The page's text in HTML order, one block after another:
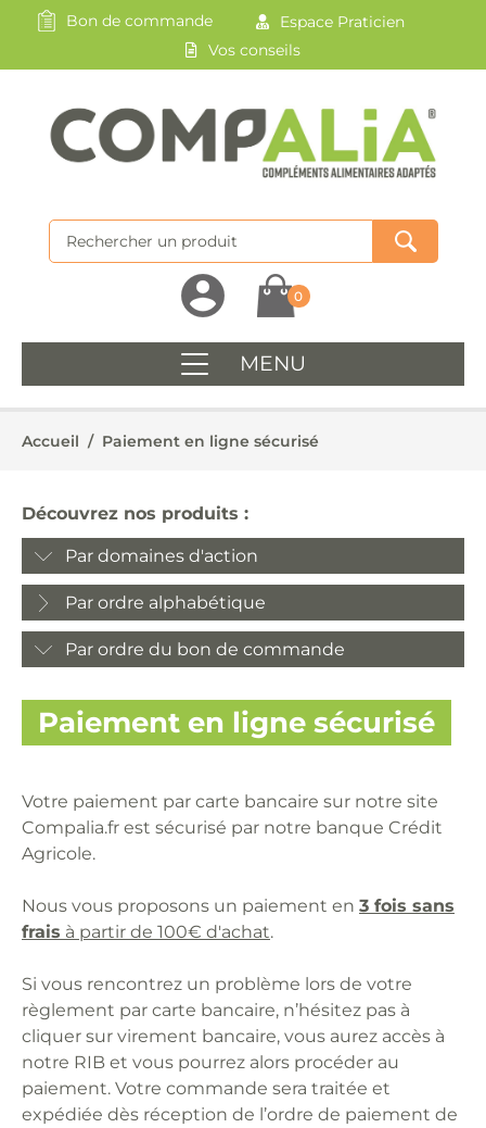
Bon de commande
Espace Praticien
Vos conseils
0
MENU
Accueil / Paiement en ligne sécurisé
Découvrez nos produits :
Par domaines d'action
Par ordre alphabétique
Par ordre du bon de commande
Paiement en ligne sécurisé
Votre paiement par carte bancaire sur notre site
Compalia.fr est sécurisé par notre banque Crédit
Agricole.
Nous vous proposons un paiement en 3 fois sans
frais à partir de 100€ d'achat.
Si vous rencontrez un problème lors de votre
règlement par carte bancaire, n’hésitez pas à
cliquer sur virement bancaire, vous aurez accès à
notre RIB et vous pourrez alors procéder au
paiement. Votre commande sera traitée et
expédiée dès réception de l’ordre de paiement de